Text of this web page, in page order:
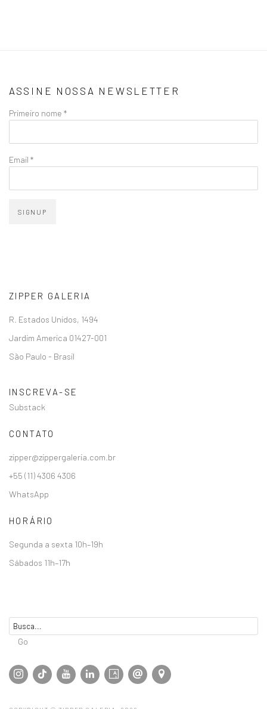
ASSINE NOSSA NEWSLETTER
Primeiro nome *
Email *
SIGNUP
ZIPPER GALERIA
R. Estados Unidos, 1494
Jardim America 01427-001
São Paulo - Brasil
INSCREVA-SE
Substack
CONTATO
zipper@zippergaleria.com.br
+55 (11) 4306 4306
WhatsApp
HORÁRIO
Segunda a sexta 10h–19h
Sábados 11h–17h
Go